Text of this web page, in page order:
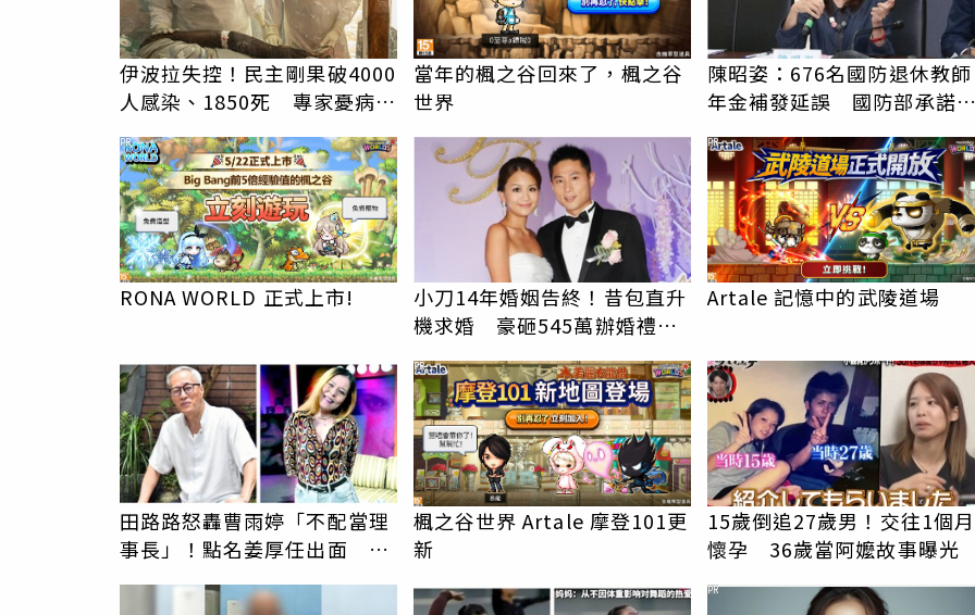
伊波拉失控！民主剛果破4000
人感染、1850死 專家憂病毒
當年的楓之谷回來了，楓之谷
世界
陳昭姿：676名國防退休教師
年金補發延誤 國防部承諾8
RONA WORLD 正式上市!
PR
小刀14年婚姻告終！昔包直升
機求婚 豪砸545萬辦婚禮還
Artale 記憶中的武陵道場
PR
田路路怒轟曹雨婷「不配當理
事長」！點名姜厚任出面 本
尊首度回應了
楓之谷世界 Artale 摩登101更
新
PR
15歲倒追27歲男！交往1個月
懷孕 36歲當阿嬤故事曝光
PR